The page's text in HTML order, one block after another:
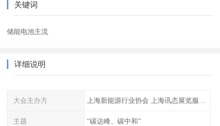
关键词
储能电池主流
详细说明
大会主办方
主题 “碳达峰、碳中和”